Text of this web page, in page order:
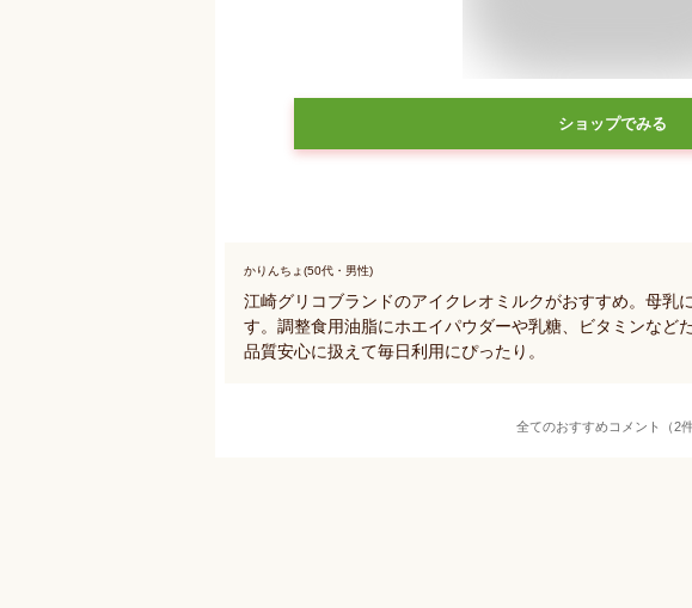
ショップでみる
かりんちょ(50代・男性)
江崎グリコブランドのアイクレオミルクがおすすめ。母乳
す。調整食用油脂にホエイパウダーや乳糖、ビタミンなど
品質安心に扱えて毎日利用にぴったり。
全てのおすすめコメント（2件